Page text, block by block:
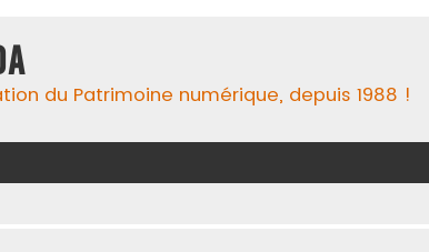
du Patrimoine numérique, depuis 1988 !